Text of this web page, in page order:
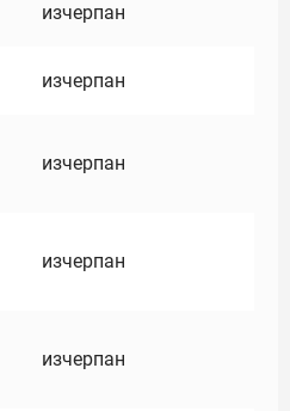
изчерпан
изчерпан
изчерпан
изчерпан
изчерпан